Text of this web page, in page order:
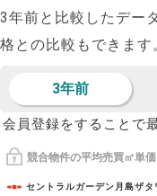
3年前と比較したデー
格との比較もできます
3年前
会員登録をすることで
競合物件の平均売買㎡単価
セントラルガーデン月島ザ